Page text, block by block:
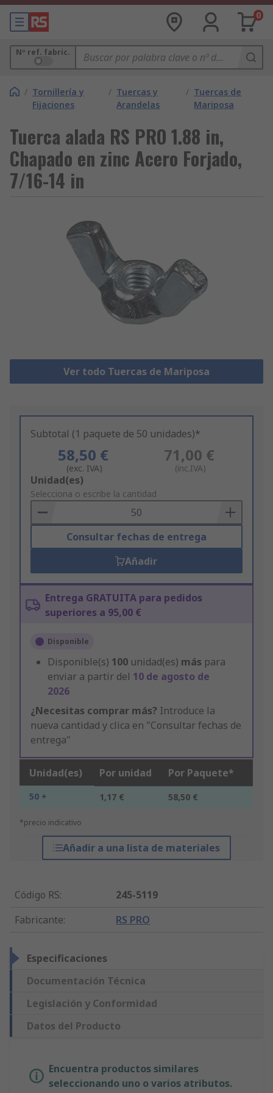
0
Nº ref. fabric.
/ Tornillería y
Fijaciones
/ Tuercas y
Arandelas
/ Tuercas de
Mariposa
Tuerca alada RS PRO 1.88 in,
Chapado en zinc Acero Forjado,
7/16-14 in
Ver todo Tuercas de Mariposa
Subtotal (1 paquete de 50 unidades)*
58,50 €
(exc. IVA)
71,00 €
(inc.IVA)
Add
to
Basket
Unidad(es)
Selecciona o escribe la cantidad
Consultar fechas de entrega
Añadir
Entrega GRATUITA para pedidos
superiores a 95,00 €
Disponible
Disponible(s) 100 unidad(es) más para
enviar a partir del 10 de agosto de
2026
¿Necesitas comprar más? Introduce la
nueva cantidad y clica en "Consultar fechas de
entrega"
Unidad(es) Por unidad Por Paquete*
50 + 1,17 € 58,50 €
*precio indicativo
Añadir a una lista de materiales
Código RS:
245-5119
Fabricante: RS PRO
Especificaciones
Documentación Técnica
Legislación y Conformidad
Datos del Producto
Encuentra productos similares
seleccionando uno o varios atributos.